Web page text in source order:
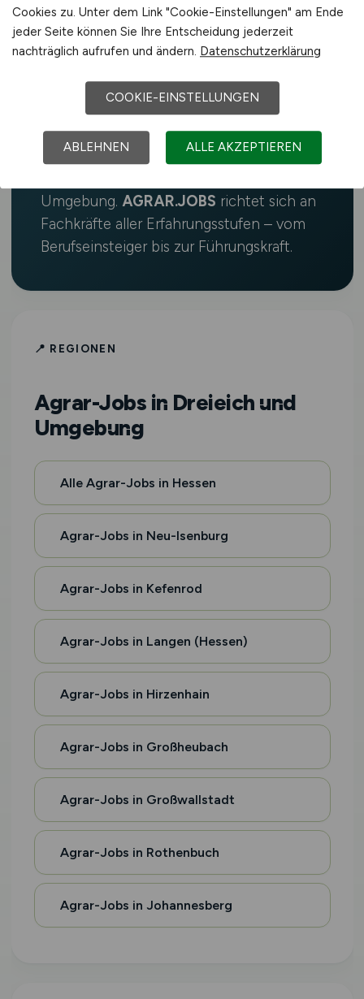
finden hier Stellen in Landwirtschaft,
Agrartechnik und Lebensmittelwirtschaft.
aktualisierte Stellenangebote in
Landwirtschaft, Agrartechnik, Tierhaltung,
Lebensmittelindustrie, Gartenbau,
Forstwirtschaft und weiteren Bereichen
Umgebung. AGRAR.JOBS richtet sich an
Fachkräfte aller Erfahrungsstufen – vom
Berufseinsteiger bis zur Führungskraft.
📍 REGIONEN
Agrar-Jobs in Dreieich und
Umgebung
Alle Agrar-Jobs in Hessen
Agrar-Jobs in Neu-Isenburg
Agrar-Jobs in Kefenrod
Agrar-Jobs in Langen (Hessen)
Agrar-Jobs in Hirzenhain
Agrar-Jobs in Großheubach
Agrar-Jobs in Großwallstadt
Agrar-Jobs in Rothenbuch
Agrar-Jobs in Johannesberg
Cookies zu. Unter dem Link "Cookie-Einstellungen" am Ende
jeder Seite können Sie Ihre Entscheidung jederzeit
nachträglich aufrufen und ändern. Datenschutzerklärung
COOKIE-EINSTELLUNGEN
ABLEHNEN ALLE AKZEPTIEREN